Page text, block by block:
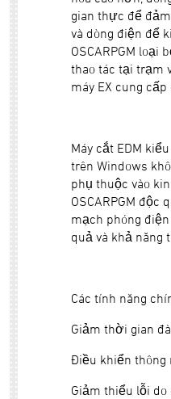
gian thực để
và dòng điện để
OSCARPGM
thao tác tại trạm
máy EX cung
Máy cắt EDM
trên Windows
phụ thuộc vào
OSCARPGM
mạch phóng
quả và khả năng
Các tính năng
Giảm thời gian
Điều khiển thông
Giảm thiểu lỗi do